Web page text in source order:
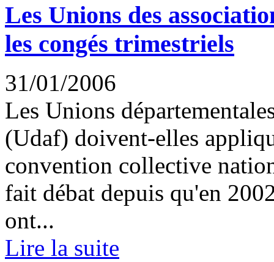
Les Unions des
les congés trimestriels
31/01/2006
Les Unions
(Udaf) doivent-elles
convention collective
fait débat depuis qu'en
ont...
Lire la suite